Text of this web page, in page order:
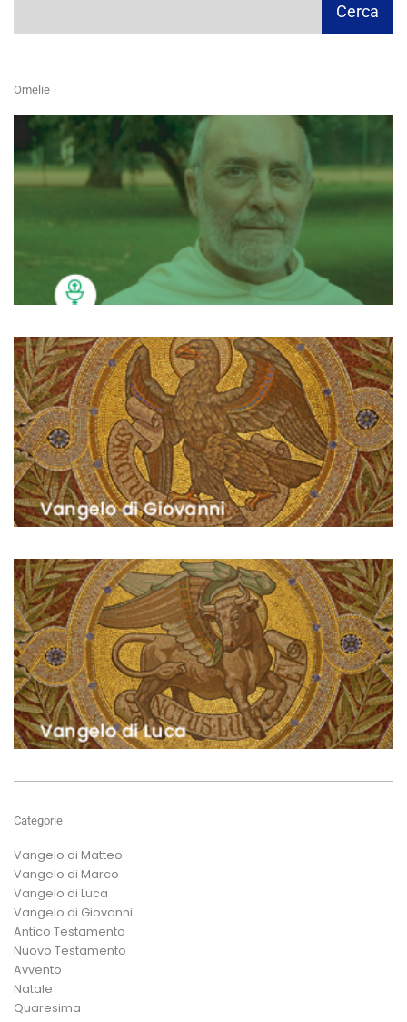
Cerca
Omelie
Categorie
Vangelo di Matteo
Vangelo di Marco
Vangelo di Luca
Vangelo di Giovanni
Antico Testamento
Nuovo Testamento
Avvento
Natale
Quaresima